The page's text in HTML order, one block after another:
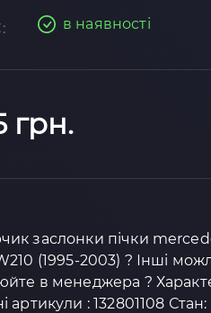
в наявності
грн.
заслонки пічки
(1995-2003) ? Інші
в менеджера ?
артикули : 132801108